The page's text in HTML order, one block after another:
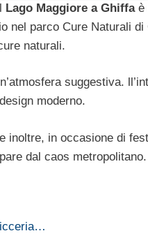
Lago Maggiore a Ghiffaè
nel parco Cure Naturali
naturali.
suggestiva.
moderno.
inoltre, in occasione di
dal caos